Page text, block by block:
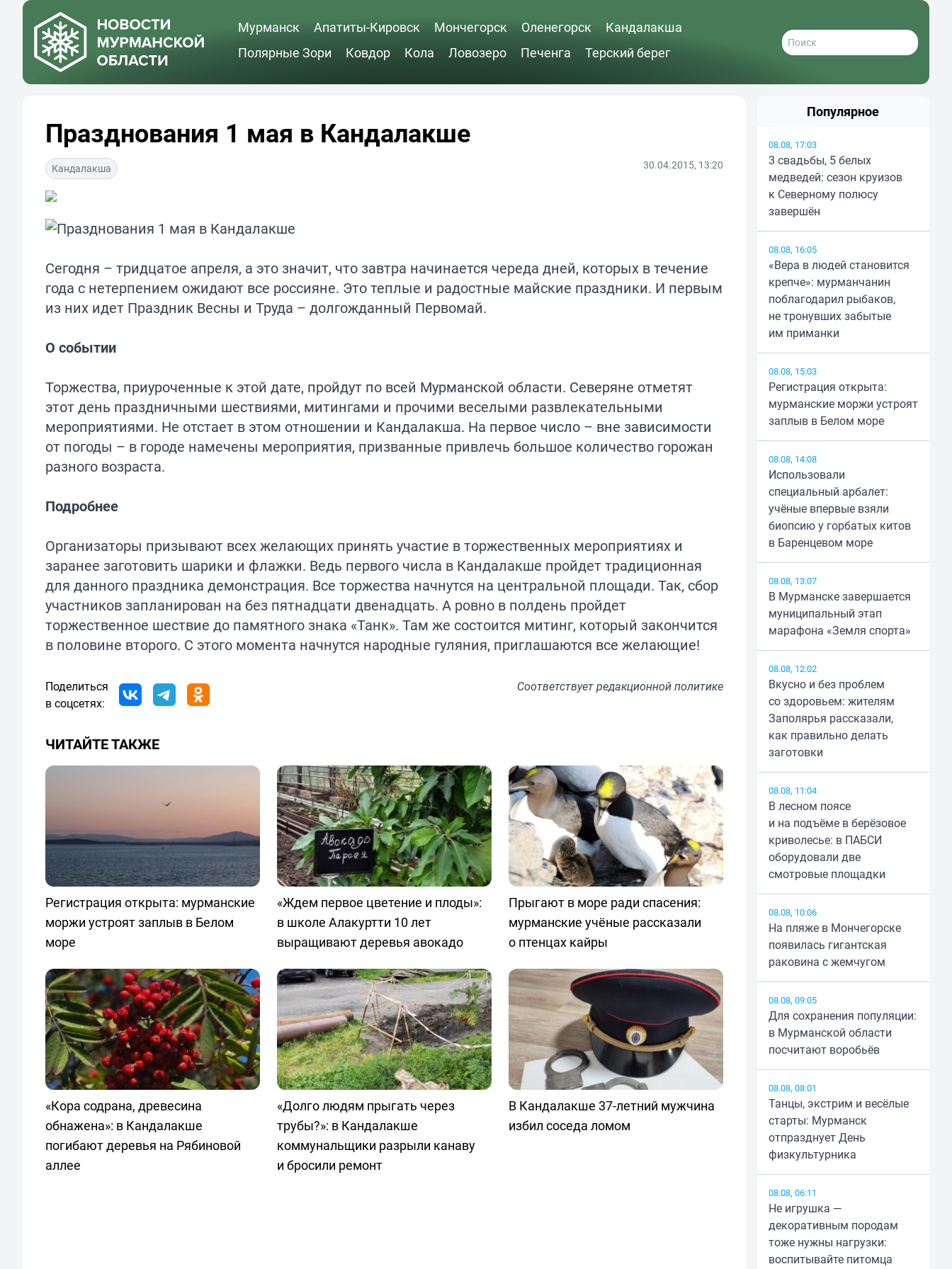
Мурманск Апатиты-Кировск Мончегорск Оленегорск
Кандалакша
Полярные Зори
Ковдор Кола Ловозеро Печенга Терский берег
Празднования 1 мая в Кандалакше
Кандалакша 30.04.2015, 13:20
Сегодня – тридцатое апреля, а это значит, что завтра начинается череда дней, которых в течение
года с нетерпением ожидают все россияне. Это теплые и радостные майские праздники. И первым
из них идет Праздник Весны и Труда – долгожданный Первомай.
О событии
Торжества, приуроченные к этой дате, пройдут по всей Мурманской области. Северяне отметят
этот день праздничными шествиями, митингами и прочими веселыми развлекательными
мероприятиями. Не отстает в этом отношении и Кандалакша. На первое число – вне зависимости
от погоды – в городе намечены мероприятия, призванные привлечь большое количество горожан
разного возраста.
Подробнее
Организаторы призывают всех желающих принять участие в торжественных мероприятиях и
заранее заготовить шарики и флажки. Ведь первого числа в Кандалакше пройдет традиционная
для данного праздника демонстрация. Все торжества начнутся на центральной площади. Так, сбор
участников запланирован на без пятнадцати двенадцать. А ровно в полдень пройдет
торжественное шествие до памятного знака «Танк». Там же состоится митинг, который закончится
в половине второго. С этого момента начнутся народные гуляния, приглашаются все желающие!
Поделиться
в соцсетях:
Соответствуетредакционной политике
ЧИТАЙТЕ ТАКЖЕ
Регистрация открыта: мурманские
моржи устроят заплыв в Белом
море
«Ждем первое цветение и плоды»:
в школе Алакуртти 10 лет
выращивают деревья авокадо
Прыгают в море ради спасения:
мурманские учёные рассказали
о птенцах кайры
«Кора содрана, древесина
обнажена»: в Кандалакше
погибают деревья на Рябиновой
аллее
«Долго людям прыгать через
трубы?»: в Кандалакше
коммунальщики разрыли канаву
и бросили ремонт
В Кандалакше 37-летний мужчина
избил соседа ломом
Популярное
08.08, 17:03
3 свадьбы, 5 белых
медведей: сезон круизов
к Северному полюсу
завершён
08.08, 16:05
«Вера в людей становится
крепче»: мурманчанин
поблагодарил рыбаков,
не тронувших забытые
им приманки
08.08, 15:03
Регистрация открыта:
мурманские моржи устроят
заплыв в Белом море
08.08, 14:08
Использовали
специальный арбалет:
учёные впервые взяли
биопсию у горбатых китов
в Баренцевом море
08.08, 13:07
В Мурманске завершается
муниципальный этап
марафона «Земля спорта»
08.08, 12:02
Вкусно и без проблем
со здоровьем: жителям
Заполярья рассказали,
как правильно делать
заготовки
08.08, 11:04
В лесном поясе
и на подъёме в берёзовое
криволесье: в ПАБСИ
оборудовали две
смотровые площадки
08.08, 10:06
На пляже в Мончегорске
появилась гигантская
раковина с жемчугом
08.08, 09:05
Для сохранения популяции:
в Мурманской области
посчитают воробьёв
08.08, 08:01
Танцы, экстрим и весёлые
старты: Мурманск
отпразднует День
физкультурника
08.08, 06:11
Не игрушка —
декоративным породам
тоже нужны нагрузки:
воспитывайте питомца